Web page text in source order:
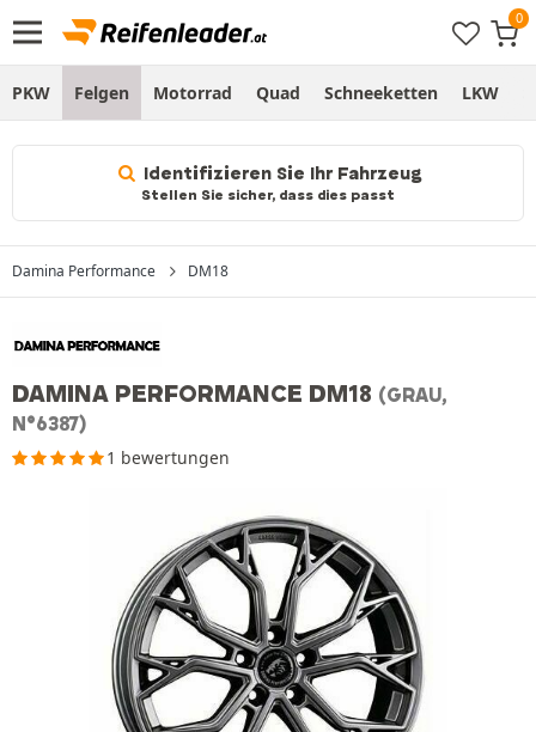
PKW Felgen Motorrad Quad Schneeketten LKW
Identifizieren Sie Ihr Fahrzeug
Stellen Sie sicher, dass dies passt
Damina Performance DM18
DAMINA PERFORMANCE DM18 (GRAU,
N°6387)
1 bewertungen